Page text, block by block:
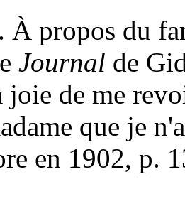
À propos du
Journal de
joie de me
que je
en 1902, p.